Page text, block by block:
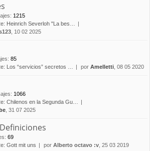
: 1215
Heinrich Severloh "La bes…
, 10 02 2025
: 85
Los “servicios” secretos … por Amelletti , 08 05 2020
: 1066
Chilenos en la Segunda Gu…
, 31 07 2025
: 69
Gott mit uns por Alberto octavo :v , 25 03 2019